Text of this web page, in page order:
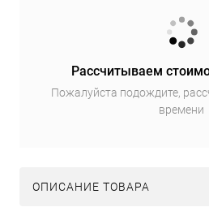
Рассчитываем
Пожалуйста подождите,
времени
ОПИСАНИЕ ТОВАРА